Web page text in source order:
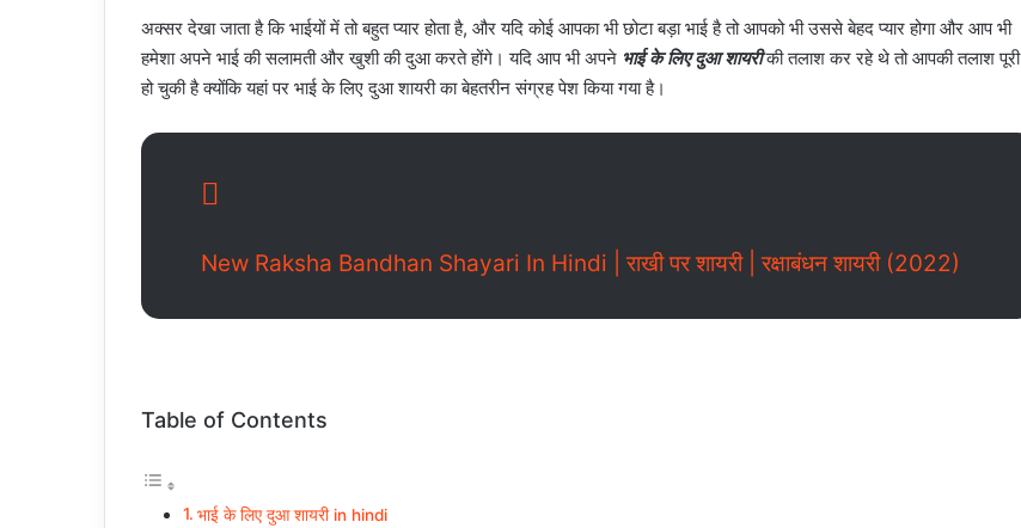
अक्सर देखा जाता है कि भाईयों में तो बहुत प्यार होता है, और यदि कोई आपका भी छोटा बड़ा भाई है तो आपको भी उससे बेहद प्यार होगा और आप भी
हमेशा अपने भाई की सलामती और खुशी की दुआ करते होंगे। यदि आप भी अपने भाई के लिए दुआ शायरीकी तलाश कर रहे थे तो आपकी तलाश पूरी
हो चुकी है क्योंकि यहां पर भाई के लिए दुआ शायरी का बेहतरीन संग्रह पेश किया गया है।
New Raksha Bandhan Shayari In Hindi | राखी पर शायरी | रक्षाबंधन शायरी (2022)
Table of Contents
भाई के लिए दुआ शायरी in hindi